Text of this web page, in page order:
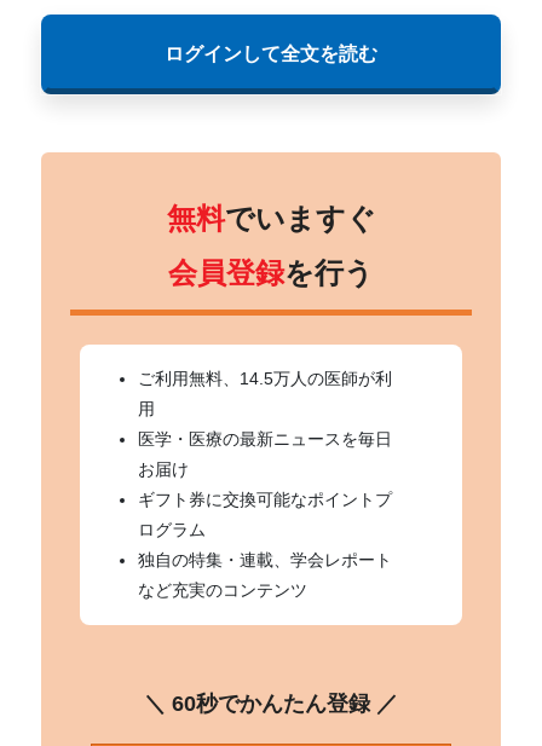
ログインして全文を読む
無料でいますぐ
会員登録を行う
ご利用無料、14.5万人の医師が利
用
医学・医療の最新ニュースを毎日
お届け
ギフト券に交換可能なポイントプ
ログラム
独自の特集・連載、学会レポート
など充実のコンテンツ
＼ 60秒でかんたん登録 ／